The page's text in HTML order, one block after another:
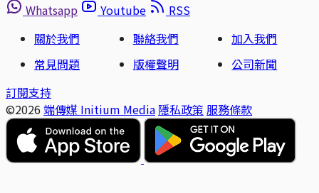
Whatsapp
Youtube
RSS
關於我們
聯絡我們
加入我們
常見問題
版權聲明
公司新聞
訂閱支持
©2026 端傳媒 Initium Media 隱私政策 服務條款